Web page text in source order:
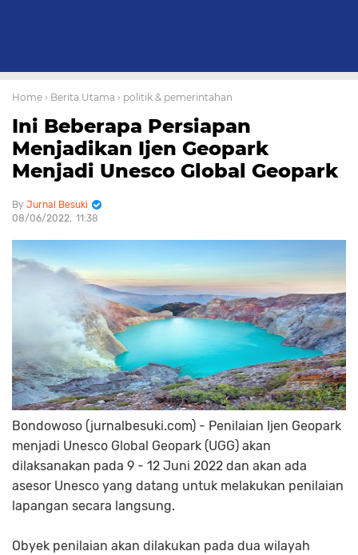
Home › Berita Utama › politik & pemerintahan
Ini Beberapa Persiapan
Menjadikan Ijen Geopark
Menjadi Unesco Global Geopark
Jurnal Besuki
08/06/2022 11:38
Bondowoso (jurnalbesuki.com) - Penilaian Ijen Geopark
menjadi Unesco Global Geopark (UGG) akan
dilaksanakan pada 9 - 12 Juni 2022 dan akan ada
asesor Unesco yang datang untuk melakukan penilaian
lapangan secara langsung.
Obyek penilaian akan dilakukan pada dua wilayah